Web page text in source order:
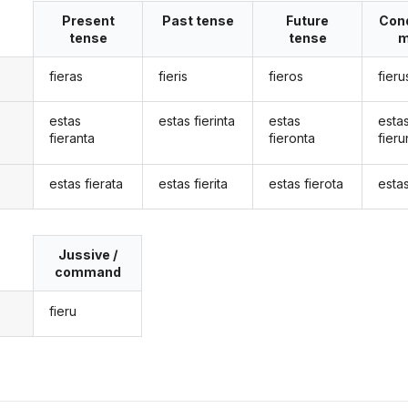
Present
tense
fieras
estas
fieranta
estas fierata
Past tense
fieris
estas fierinta
estas fierita
Future
tense
fieros
estas
fieronta
estas fierota
Jussive /
command
fieru